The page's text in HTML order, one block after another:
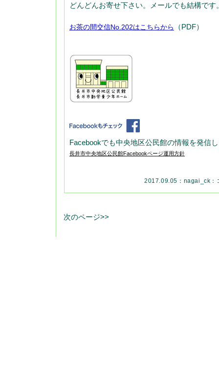
どんどんお寄せ下さい。メールでも結構です
お茶の間交信No.202はこちらから （PDF）
Facebookでも中央地区公民館の情報を発信
長井市中央地区公民館Facebookページ運用方針
2017.09.05： nagai_ck ：
次のページ>>